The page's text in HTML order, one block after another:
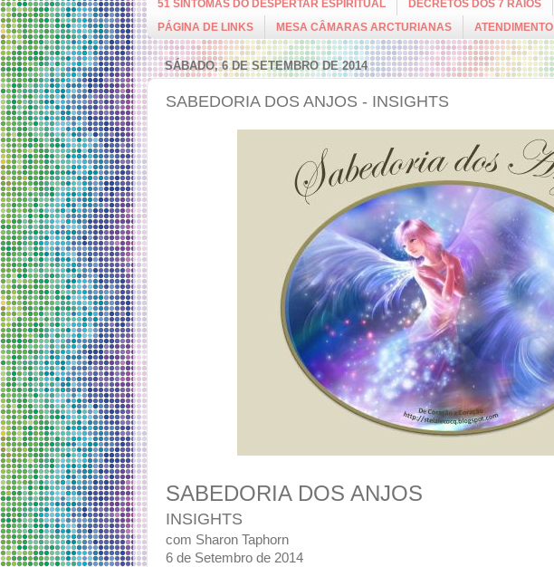
51 SINTOMAS DO DESPERTAR ESPIRITUAL
DECRETOS DOS 7 RAIOS
PÁGINA DE LINKS
MESA CÂMARAS ARCTURIANAS
SÁBADO, 6 DE SETEMBRO DE 2014
SABEDORIA DOS ANJOS - INSIGHTS
SABEDORIA DOS ANJOS
INSIGHTS
com Sharon Taphorn
6 de Setembro de 2014